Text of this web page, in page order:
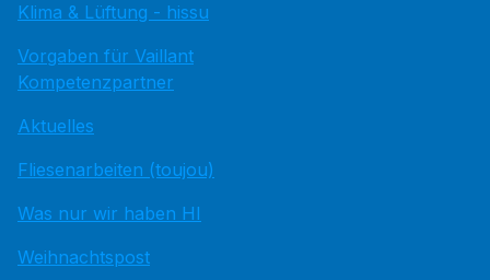
Klima & Lüftung - hissu
Vorgaben für Vaillant
Kompetenzpartner
Aktuelles
Fliesenarbeiten (toujou)
Was nur wir haben HI
Weihnachtspost